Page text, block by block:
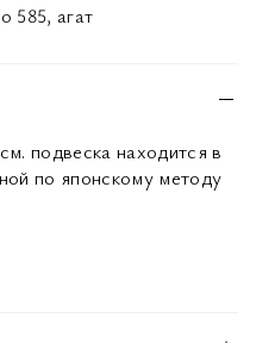
585, агат
подвеска находится в
по японскому методу